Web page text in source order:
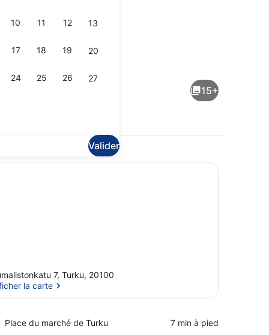
10 11 12 13
17 18 19 20
24 25 26 27
Valider
Hall
15+
7, Turku, 20100
la carte
Place du marché de Turku
Place,
‪7 min à pied‬